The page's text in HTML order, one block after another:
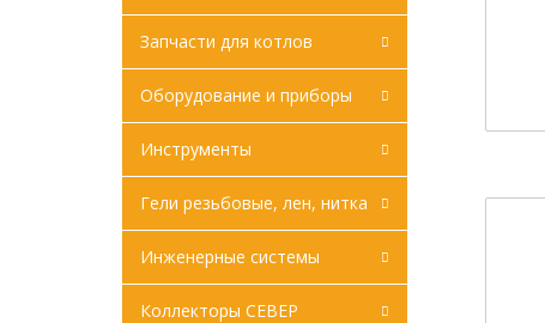
Запчасти для котлов
Оборудование и приборы
Инструменты
Гели резьбовые, лен, нитка
Инженерные системы
Коллекторы СЕВЕР